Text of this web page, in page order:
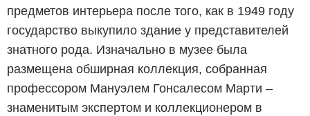
предметов интерьера после того, как в 1949 году
государство выкупило здание у представителей
знатного рода. Изначально в музее была
размещена обширная коллекция, собранная
профессором Мануэлем Гонсалесом Марти –
знаменитым экспертом и коллекционером в